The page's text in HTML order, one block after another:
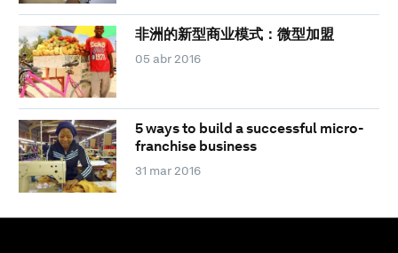
非洲的新型商业模式：微型加盟
05 abr 2016
5 ways to build a successful micro-
franchise business
31 mar 2016